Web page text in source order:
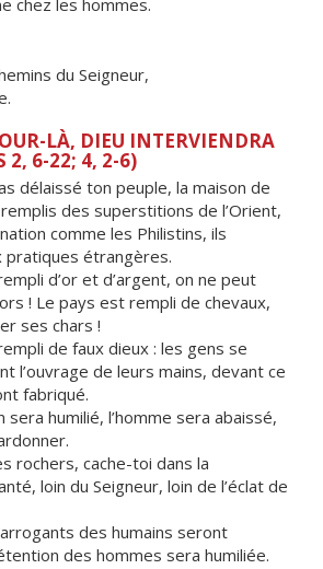
chez les hommes.
du Seigneur,
LÀ, DIEU INTERVIENDRA
2, 6-22; 4, 2-6)
délaissé ton peuple, la maison de
des superstitions de l’Orient,
comme les Philistins, ils
pratiques étrangères.
d’or et d’argent, on ne peut
! Le pays est rempli de chevaux,
ses chars !
de faux dieux : les gens se
l’ouvrage de leurs mains, devant ce
fabriqué.
sera humilié, l’homme sera abaissé,
rochers, cache-toi dans la
loin du Seigneur, loin de l’éclat de
des humains seront
des hommes sera humiliée.